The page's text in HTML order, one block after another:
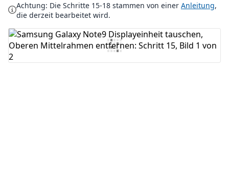
Kommentar hinzufügen
Achtung: Die Schritte 15-18 stammen von einer Anleitung,
die derzeit bearbeitet wird.